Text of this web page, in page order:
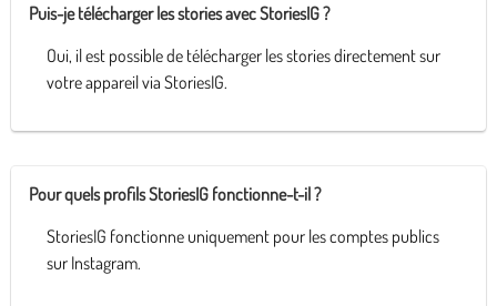
Puis-je télécharger les stories avec StoriesIG ?
Oui, il est possible de télécharger les stories directement sur
votre appareil via StoriesIG.
Pour quels profils StoriesIG fonctionne-t-il ?
StoriesIG fonctionne uniquement pour les comptes publics
sur Instagram.